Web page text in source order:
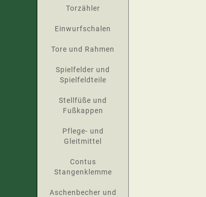
Torzähler
Einwurfschalen
Tore und Rahmen
Spielfelder und
Spielfeldteile
Stellfüße und
Fußkappen
Pflege- und
Gleitmittel
Contus
Stangenklemme
Aschenbecher und